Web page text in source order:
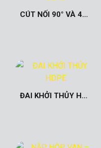
CÚT NỐI 90° VÀ 45° – BB – DOUBLE FLANGED 90° AND 45° BEND
ĐAI KHỞI THỦY HDPE